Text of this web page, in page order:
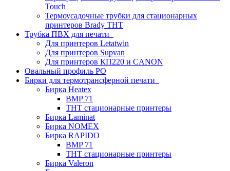
Touch
Термоусадочные трубки для стационарных
принтеров Brady THT
Трубка ПВХ для печати
Для принтеров Letatwin
Для принтеров Supvan
Для принтеров КП220 и CANON
Овальный профиль PO
Бирки для термотрансферной печати
Бирка Heatex
BMP 71
THT стационарные принтеры
Бирка Laminat
Бирка NOMEX
Бирка RAPIDO
BMP 71
THT стационарные принтеры
Бирка Valeron